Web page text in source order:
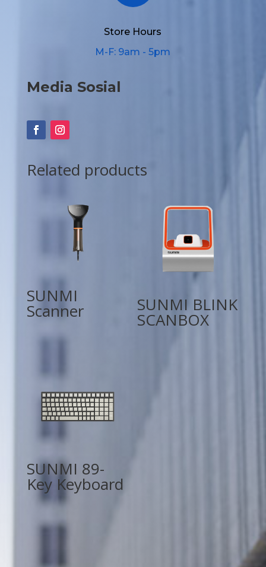
Store Hours
M-F: 9am - 5pm
Media Sosial
Related products
SUNMI
Scanner SUNMI BLINK
SCANBOX
SUNMI 89-
Key Keyboard